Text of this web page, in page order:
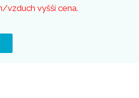
vzduch vyšší cena.